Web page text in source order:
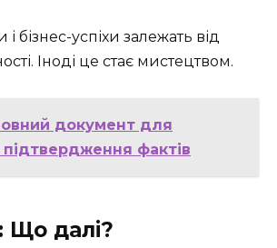
бізнес-успіхи залежать від
Іноді це стає мистецтвом.
документ для
підтвердження фактів
Що далі?